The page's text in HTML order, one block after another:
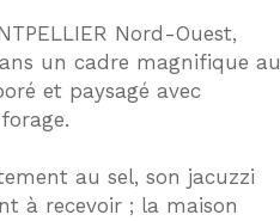
Nord-Ouest,
un cadre magnifique au
et paysagé avec
au sel, son jacuzzi
à recevoir ; la maison